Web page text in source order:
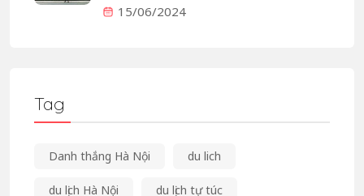
15/06/2024
Tag
Danh thắng Hà Nội du lich
du lịch Hà Nội du lịch tự túc